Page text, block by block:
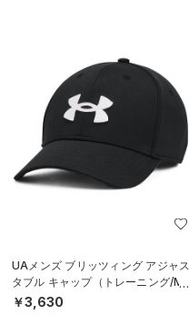
UAメンズ ブリッツィング アジャス
タブル キャップ（トレーニング/ME
N）
￥3,630